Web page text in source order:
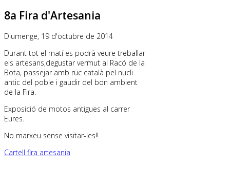
8a Fira d'Artesania
Diumenge, 19 d'octubre de 2014
Durant tot el matí es podrà veure treballar
els artesans,degustar vermut al Racó de la
Bota, passejar amb ruc català pel nucli
antic del poble i gaudir del bon ambient
de la Fira.
Exposició de motos antigues al carrer
Eures.
No marxeu sense visitar-les!!
Cartell fira artesania